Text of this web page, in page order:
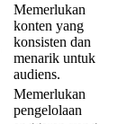
Memerlukan
konten yang
konsisten dan
menarik untuk
audiens.
Memerlukan
pengelolaan